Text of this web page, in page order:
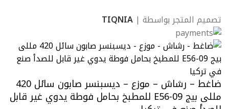
تصميم المتجر بواسطة | TIQNIA
ضاغط – رشاش – موزع – ديسبنسر صابون سائل 420
مللى بيج 09-E56 للمطبخ بحامل فوطة يدوي غير قابل